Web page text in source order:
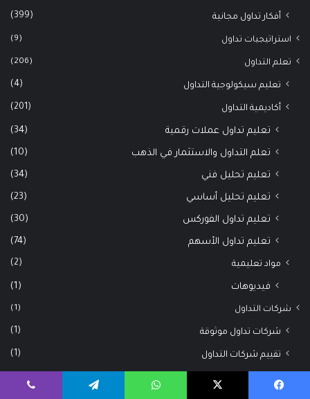
أفكار تداول مجانية (399)
استراتيجيات تداول (9)
تعلم التداول (206)
تعليم سيكولوجية التداول (4)
أكاديمية التداول (201)
تعليم تداول عملات رقمية (34)
تعلم التداول والاستثمار في الذهب (10)
تعليم تحليل فني (34)
تعليم تحليل أساسي (23)
تعليم تداول الفوركس (30)
تعليم تداول الأسهم (74)
مواد تعليمية (2)
فيديوهات (1)
شركات التداول (1)
شركات تداول موثوقة (1)
تقييم شركات التداول (1)
Uncategorized